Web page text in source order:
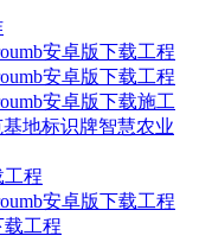
安卓版下载工程
安卓版下载工程
安卓版下载施工
地标识牌智慧农业
工程
安卓版下载工程
载工程